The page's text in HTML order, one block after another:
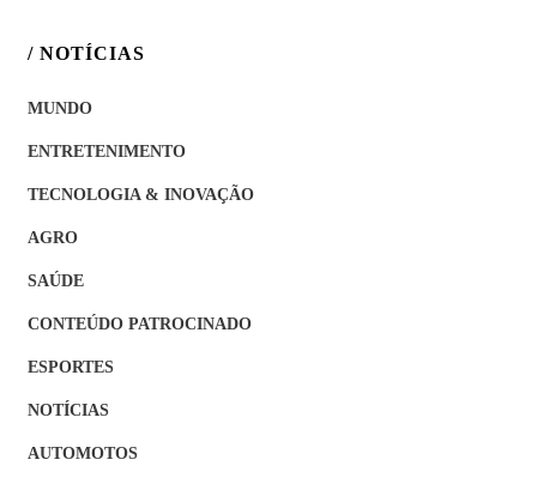
/ NOTÍCIAS
MUNDO
ENTRETENIMENTO
TECNOLOGIA & INOVAÇÃO
AGRO
SAÚDE
CONTEÚDO PATROCINADO
ESPORTES
NOTÍCIAS
AUTOMOTOS